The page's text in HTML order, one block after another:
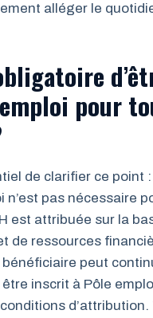
alléger le
pour
de clarifier ce point
n’est pas nécessaire
est attribuée sur la
de ressources
peut
inscrit à Pôle